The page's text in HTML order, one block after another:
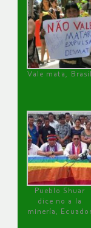
Vale mata, Brasil
Pueblo Shuar
dice no a la
minería,